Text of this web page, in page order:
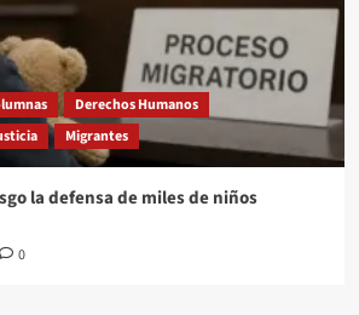
Derechos Humanos
Migrantes
la defensa de miles de niños
0